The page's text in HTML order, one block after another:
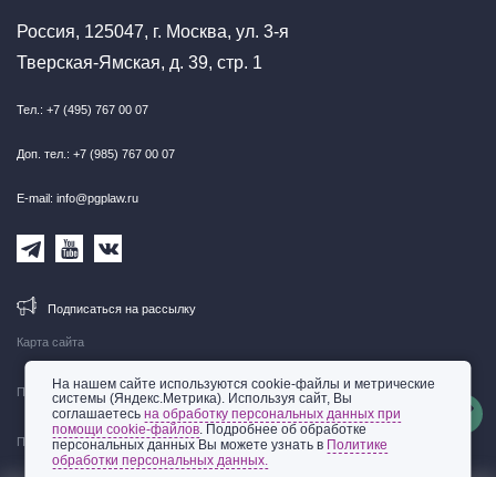
Карта сайта
Правовая информация
Политика обработки персональных данных
Россия, 125047, г. Москва, ул. 3-я
Тверская-Ямская, д. 39, стр. 1
Тел.: +7 (495) 767 00 07
Доп. тел.: +7 (985) 767 00 07
E-mail: info@pgplaw.ru
Подписаться на рассылку
На нашем сайте используются cookie-файлы и метрические
системы (Яндекс.Метрика). Используя сайт, Вы
соглашаетесьна обработку персональных данных при
помощи cookie-файлов. Подробнее об обработке
персональных данных Вы можете узнать в Политике
обработки персональных данных.